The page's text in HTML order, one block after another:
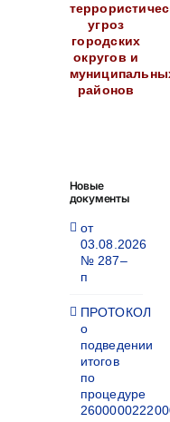
угроз
городских
округов и
районов
Новые
документы
от
03.08.2026
№ 287–
п
ПРОТОКОЛ
о
подведении
итогов
по
процедуре